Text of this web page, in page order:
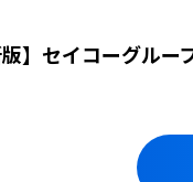
】セイコーグル